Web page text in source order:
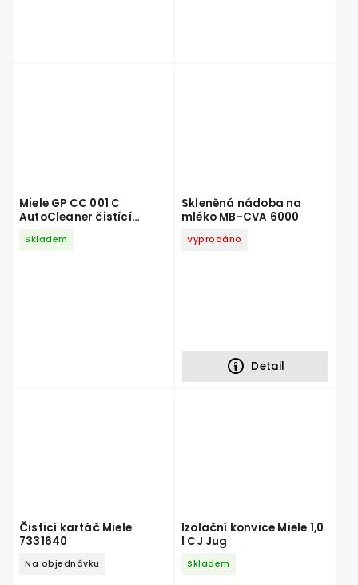
Miele GP CC 001 C
AutoCleaner čistící
Skladem
Skleněná nádoba na
mléko MB-CVA 6000
Vyprodáno
Detail
Čisticí kartáč Miele
7331640
Na objednávku
Izolační konvice Miele 1,0
l CJ Jug
Skladem